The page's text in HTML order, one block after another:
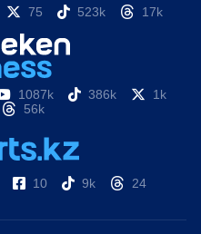
75 523k 17k
1087k 386k
1k
56k
10 9k 24